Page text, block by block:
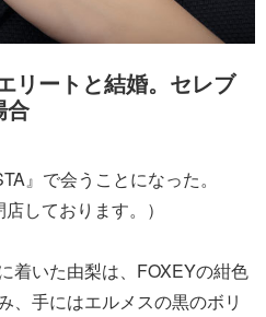
リートと結婚。セレブ
合
』で会うことになった。
しております。）
着いた由梨は、FOXEYの紺色
、手にはエルメスの黒のボリ